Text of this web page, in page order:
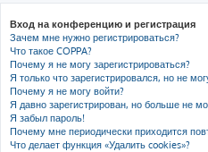
Вход на конференцию и регистрация
Зачем мне нужно регистрироваться?
Что такое COPPA?
Почему я не могу зарегистрироваться?
Я только что зарегистрировался, но не
Почему я не могу войти?
Я давно зарегистрирован, но больше не
Я забыл пароль!
Почему мне периодически приходится
Что делает функция «Удалить cookies»?